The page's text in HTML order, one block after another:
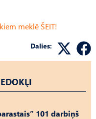
meklē ŠEIT!
Dalies:
101 darbiņš